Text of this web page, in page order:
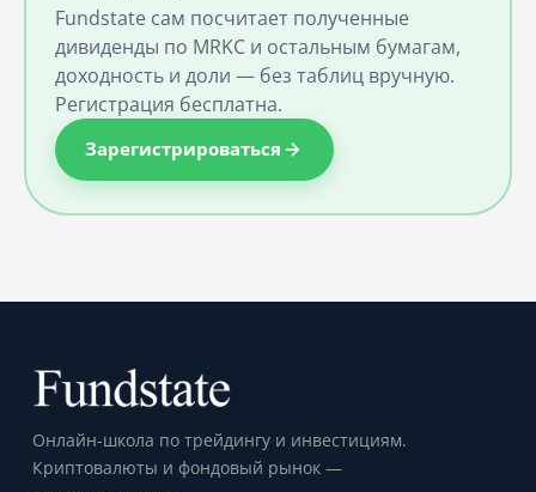
Fundstate сам посчитает полученные
дивиденды по MRKC и остальным бумагам,
доходность и доли — без таблиц вручную.
Регистрация бесплатна.
Зарегистрироваться
Онлайн-школа по трейдингу и инвестициям.
Криптовалюты и фондовый рынок —